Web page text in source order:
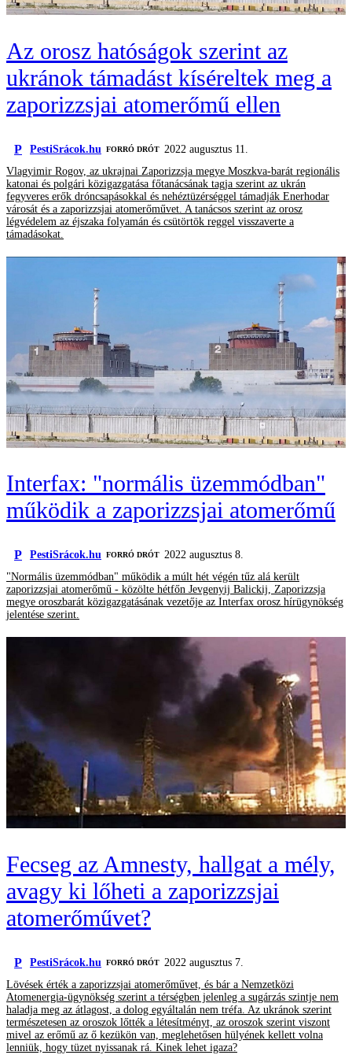
Az orosz hatóságok szerint az
ukránok támadást kíséreltek meg a
zaporizzsjai atomerőmű ellen
P PestiSrácok.hu FORRÓ DRÓT
2022 augusztus 11.
Vlagyimir Rogov, az ukrajnai Zaporizzsja megye Moszkva-barát regionális
katonai és polgári közigazgatása főtanácsának tagja szerint az ukrán
fegyveres erők dróncsapásokkal és nehéztüzérséggel támadják Enerhodar
városát és a zaporizzsjai atomerőművet. A tanácsos szerint az orosz
légvédelem az éjszaka folyamán és csütörtök reggel visszaverte a
támadásokat.
Interfax: "normális üzemmódban"
működik a zaporizzsjai atomerőmű
P PestiSrácok.hu FORRÓ DRÓT 2022 augusztus 8.
"Normális üzemmódban" működik a múlt hét végén tűz alá került
zaporizzsjai atomerőmű - közölte hétfőn Jevgenyij Balickij, Zaporizzsja
megye oroszbarát közigazgatásának vezetője az Interfax orosz hírügynökség
jelentése szerint.
Fecseg az Amnesty, hallgat a mély,
avagy ki lőheti a zaporizzsjai
atomerőművet?
P PestiSrácok.hu FORRÓ DRÓT 2022 augusztus 7.
Lövések érték a zaporizzsjai atomerőművet, és bár a Nemzetközi
Atomenergia-ügynökség szerint a térségben jelenleg a sugárzás szintje nem
haladja meg az átlagost, a dolog egyáltalán nem tréfa. Az ukránok szerint
természetesen az oroszok lőtték a létesítményt, az oroszok szerint viszont
mivel az erőmű az ő kezükön van, meglehetősen hülyének kellett volna
lenniük, hogy tüzet nyissanak rá. Kinek lehet igaza?